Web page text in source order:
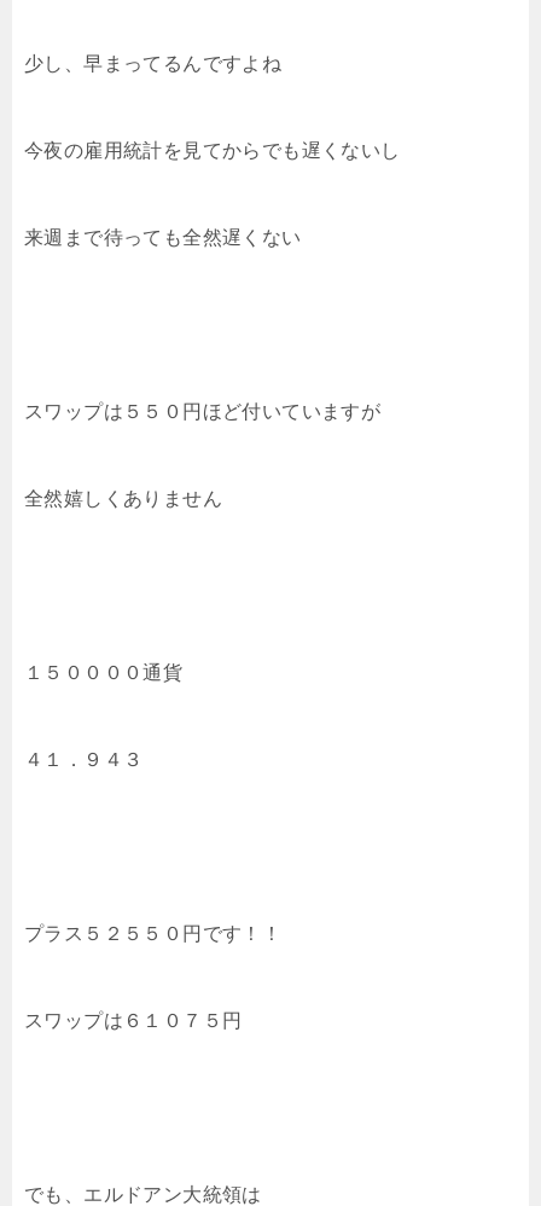
少し、早まってるんですよね
今夜の雇用統計を見てからでも遅くないし
来週まで待っても全然遅くない
スワップは５５０円ほど付いていますが
全然嬉しくありません
１５００００通貨
４１．９４３
プラス５２５５０円です！！
スワップは６１０７５円
でも、エルドアン大統領は